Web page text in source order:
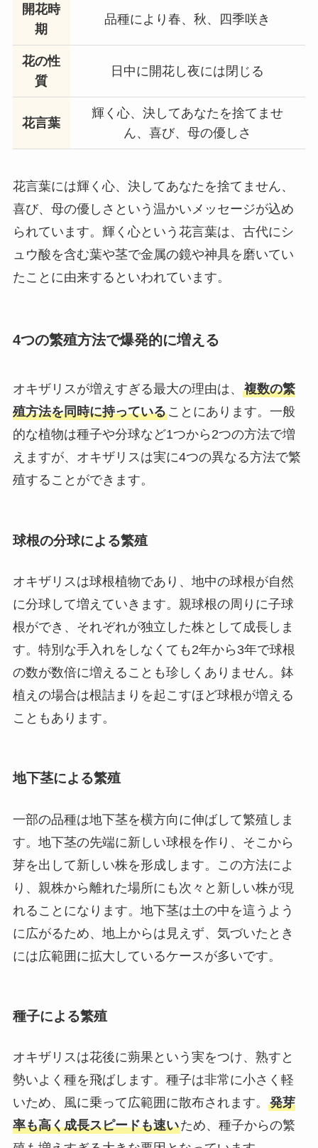
開花時
期
品種により春、秋、四季咲き
花の性
質
日中に開花し夜には閉じる
花言葉
輝く心、決してあなたを捨てませ
ん、喜び、母の優しさ
花言葉には輝く心、決してあなたを捨てません、
喜び、母の優しさという温かいメッセージが込め
られています。輝く心という花言葉は、古代にシ
ュウ酸を含む葉や茎で金属の鏡や神具を磨いてい
たことに由来するといわれています。
4つの繁殖方法で爆発的に増える
オキザリスが増えすぎる最大の理由は、 複数の繁
殖方法を同時に持っていることにあります。一般
的な植物は種子や分球など1つから2つの方法で増
えますが、オキザリスは実に4つの異なる方法で繁
殖することができます。
球根の分球による繁殖
オキザリスは球根植物であり、地中の球根が自然
に分球して増えていきます。親球根の周りに子球
根ができ、それぞれが独立した株として成長しま
す。特別な手入れをしなくても2年から3年で球根
の数が数倍に増えることも珍しくありません。鉢
植えの場合は根詰まりを起こすほど球根が増える
こともあります。
地下茎による繁殖
一部の品種は地下茎を横方向に伸ばして繁殖しま
す。地下茎の先端に新しい球根を作り、そこから
芽を出して新しい株を形成します。この方法によ
り、親株から離れた場所にも次々と新しい株が現
れることになります。地下茎は土の中を這うよう
に広がるため、地上からは見えず、気づいたとき
には広範囲に拡大しているケースが多いです。
種子による繁殖
オキザリスは花後に蒴果という実をつけ、熟すと
勢いよく種を飛ばします。種子は非常に小さく軽
いため、風に乗って広範囲に散布されます。 発芽
率も高く成長スピードも速いため、種子からの繁